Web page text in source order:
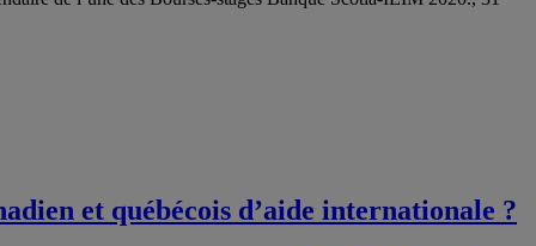
et québécois d’aide internationale ?